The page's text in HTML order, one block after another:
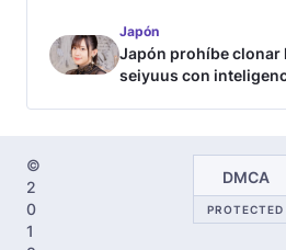
Japón
Japón prohíbe clonar
seiyuus con
©
2
0
1
DMCA
PROTECTED